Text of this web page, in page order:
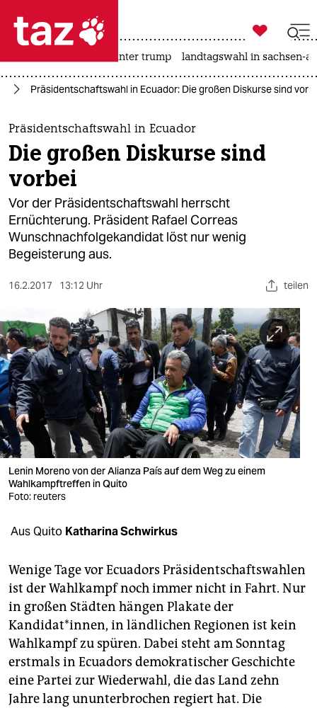
 taz zahl ich
taz zahl ich
themen
politik
öko
gesellschaft
kultur
sport
berlin
nord
wahrheit
verlag
verlag
veranstaltungen
shop
fragen & hilfe
abo
genossenschaft
epaper login

taz zahl ich
usa unter trump landtagswahl in sachsen-
Präsidentschaftswahl in Ecuador: Die großen Diskurse sind
Präsidentschaftswahl in Ecuador
Die großen Diskurse sind
vorbei
Vor der Präsidentschaftswahl herrscht
Ernüchterung. Präsident Rafael Correas
Wunschnachfolgekandidat löst nur wenig
Begeisterung aus.
16.2.2017 13:12 Uhr teilen
Lenin Moreno von der Alianza País auf dem Weg zu einem
Wahlkampftreffen in Quito
Foto: reuters
Aus Quito Katharina Schwirkus
Wenige Tage vor Ecuadors Präsidentschaftswahlen
ist der Wahlkampf noch immer nicht in Fahrt. Nur
in großen Städten hängen Plakate der
Kandidat*innen, in ländlichen Regionen ist kein
Wahlkampf zu spüren. Dabei steht am Sonntag
erstmals in Ecuadors demokratischer Geschichte
eine Partei zur Wiederwahl, die das Land zehn
Jahre lang ununterbrochen regiert hat. Die